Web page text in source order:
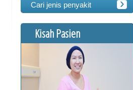
Gejala Kanker Lambung
Gejala Kanker Pankreas
Gejala Kanker Usus Besar
Gejala Kanker Penis
Gejala Kanker Testis
Cari jenis penyakit
Kisah Pasien